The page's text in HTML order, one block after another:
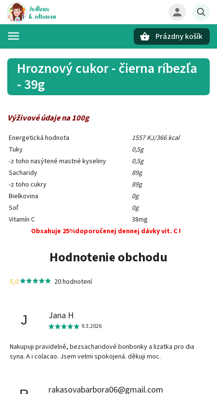
Prázdny košík
Hroznový cukor - čierna ríbezľa
- 39g
Výživové údaje na 100g
Energetická hodnota
1557 KJ/366 kcal
Tuky
0,5g
-z toho nasýtené mastné kyseliny
0,5g
Sacharidy
89g
-z toho cukry
89g
Bielkovina
0g
Soľ
0g
Vitamín C
38mg
Obsahuje 25%doporučenej dennej dávky vit. C !
Hodnotenie obchodu
5,0 20 hodnotení
J Jana H
9.3.2026
Nakupuji pravidelně, bezsacharidové bonbonky a lizatka pro dia
syna. A i colacao. Jsem velmi spokojená. děkuji moc.
rakasovabarbora06@gmail.com